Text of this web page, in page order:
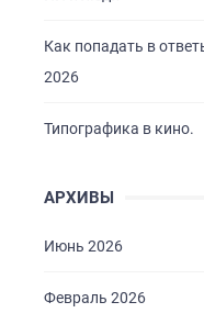
Как попадать в
2026
Типографика в кино.
АРХИВЫ
Июнь 2026
Февраль 2026